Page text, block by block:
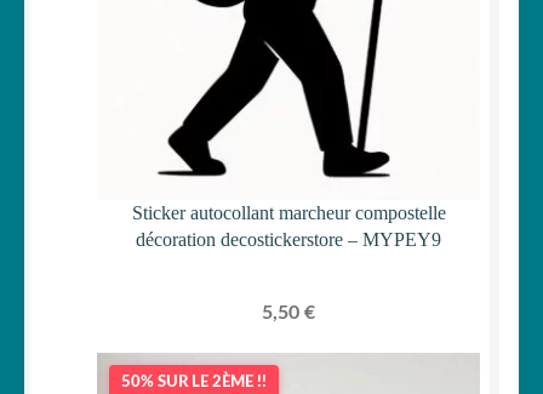
Sticker autocollant marcheur compostelle
décoration decostickerstore – MYPEY9
5,50 €
50% SUR LE 2ÈME !!